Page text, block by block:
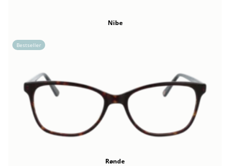
Nibe
Bestseller
Rønde